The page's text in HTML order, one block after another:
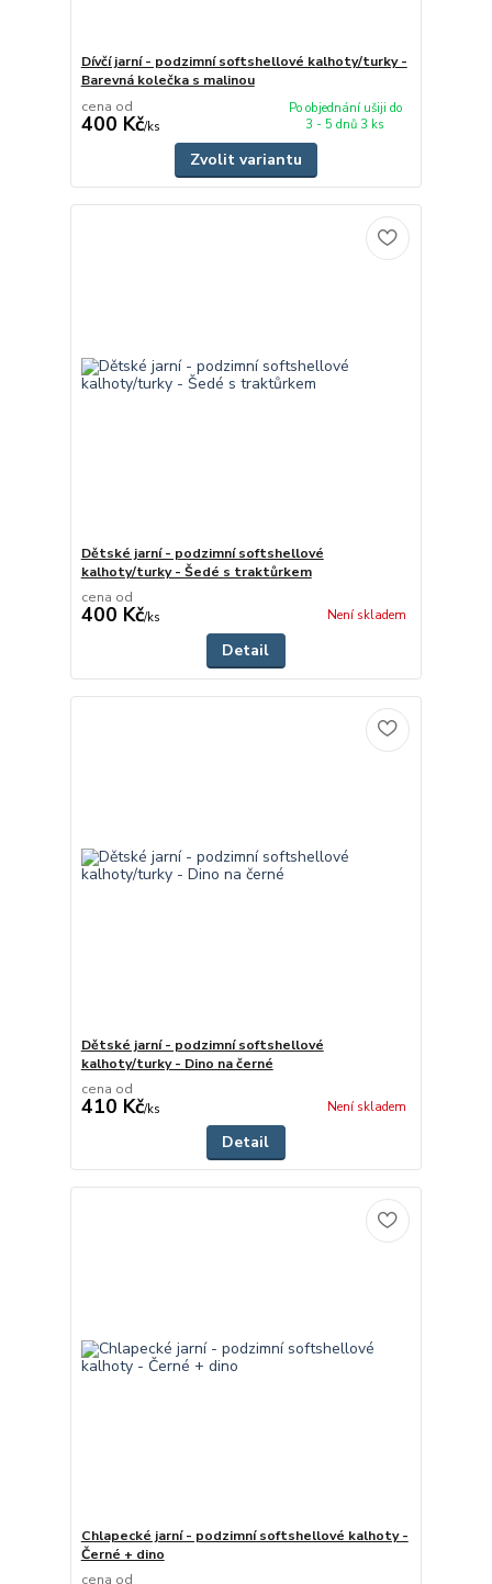
Dívčí jarní - podzimní softshellové kalhoty/turky -
Barevná kolečka s malinou
cena od
400 Kč/ks
Po objednání ušiji do
3 - 5 dnů 3 ks
Zvolit variantu
Dětské jarní - podzimní softshellové
kalhoty/turky - Šedé s traktůrkem
cena od
400 Kč/ks Není skladem
Detail
Dětské jarní - podzimní softshellové
kalhoty/turky - Dino na černé
cena od
410 Kč/ks Není skladem
Detail
Chlapecké jarní - podzimní softshellové kalhoty -
Černé + dino
cena od